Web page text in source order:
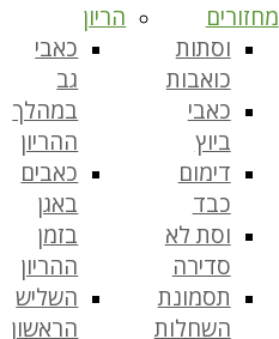
מחזורים
וסתות
כואבות
כאבי
ביוץ
דימום
כבד
וסת לא
סדירה
תסמונת
השחלות
הריון
כאבי
גב
במהלך
ההריון
כאבים
באגן
בזמן
ההריון
השליש
הראשון